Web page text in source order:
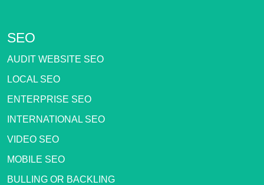
SEO
AUDIT WEBSITE SEO
LOCAL SEO
ENTERPRISE SEO
INTERNATIONAL SEO
VIDEO SEO
MOBILE SEO
BULLING OR BACKLING